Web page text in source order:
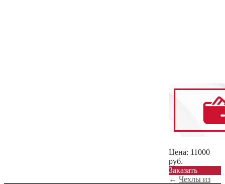
Цена: 11000
руб.
Заказать
← Чехлы из